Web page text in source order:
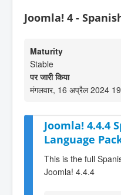
Joomla! 4 -
Maturity
Stable
पर जारी किया
मंगलवार, 16 अप्रैल 2024
Joomla! 4.4.4
Language
This is the full
Joomla! 4.4.4